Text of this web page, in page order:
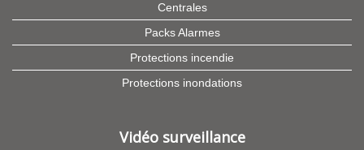
Centrales
Packs Alarmes
Protections incendie
Protections inondations
Vidéo surveillance